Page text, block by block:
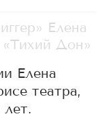
Елена
«Тихий Дон»
Елена
театра,